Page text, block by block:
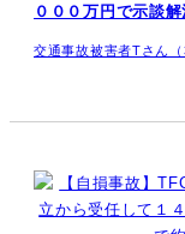
０００万円で示談
交通事故被害者Tさん（